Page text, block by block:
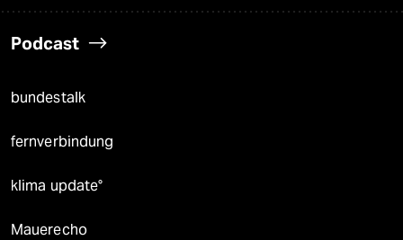
Podcast
bundestalk
fernverbindung
klima update°
Mauerecho